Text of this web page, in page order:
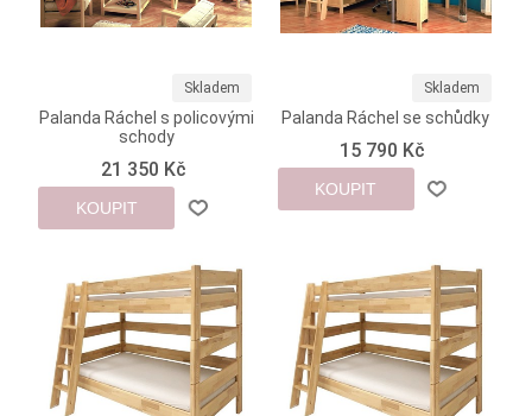
Skladem
Palanda Ráchel s policovými
schody
21 350 Kč
KOUPIT
Skladem
Palanda Ráchel se schůdky
15 790 Kč
KOUPIT